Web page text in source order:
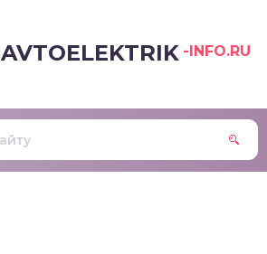
AVTOELEKTRIK -INFO.RU